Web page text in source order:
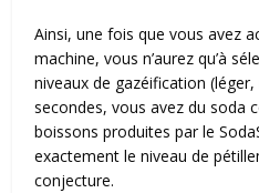
Ainsi, une fois que vous avez
machine, vous n’aurez qu’à
niveaux de gazéification
secondes, vous avez du soda
boissons produites par le
exactement le niveau de
conjecture.